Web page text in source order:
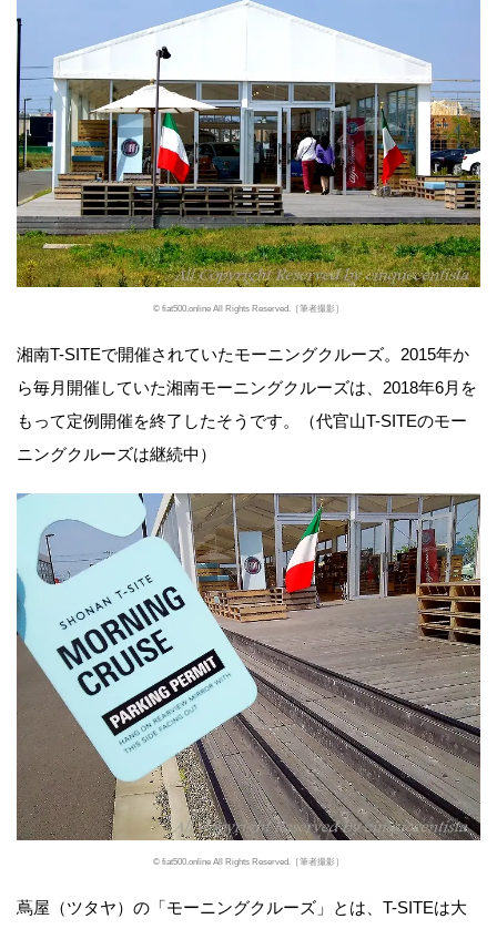
© fiat500.online All Rights Reserved.［筆者撮影］
湘南T-SITEで開催されていたモーニングクルーズ。2015年か
ら毎月開催していた湘南モーニングクルーズは、2018年6月を
もって定例開催を終了したそうです。（代官山T-SITEのモー
ニングクルーズは継続中）
© fiat500.online All Rights Reserved.［筆者撮影］
蔦屋（ツタヤ）の「モーニングクルーズ」とは、T-SITEは大